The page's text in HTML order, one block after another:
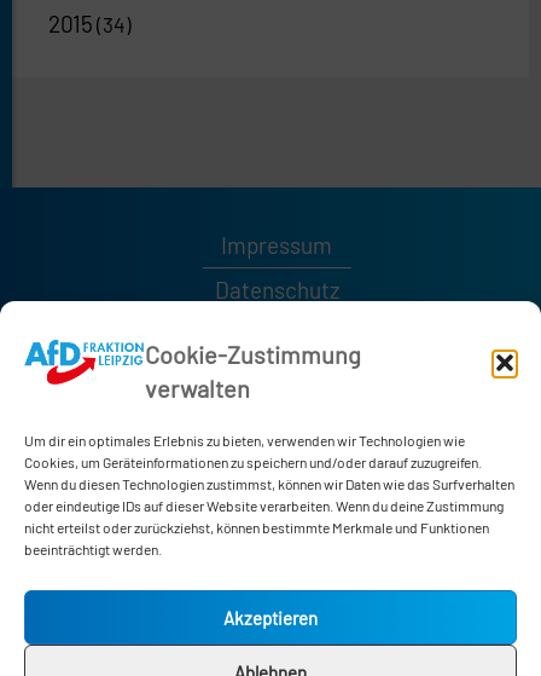
Cookie-Zustimmung
verwalten
Um dir ein optimales Erlebnis zu bieten, verwenden wir Technologien wie
Cookies, um Geräteinformationen zu speichern und/oder darauf zuzugreifen.
Wenn du diesen Technologien zustimmst, können wir Daten wie das Surfverhalten
oder eindeutige IDs auf dieser Website verarbeiten. Wenn du deine Zustimmung
nicht erteilst oder zurückziehst, können bestimmte Merkmale und Funktionen
beeinträchtigt werden.
Akzeptieren
2015 (34)
Neues Rathaus
04109 Leipzig
Zimmer 178
Impressum
Datenschutz
0341 / 1232189
0341 / 1232185
afd-fraktion@leipzig.de